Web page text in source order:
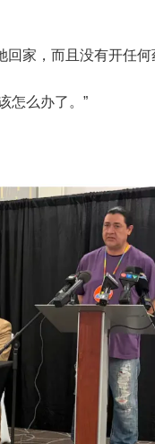
家，而且没有开任何
怎么办了。”